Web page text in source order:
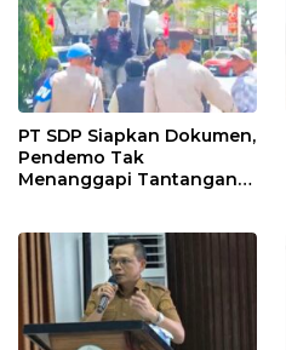
PT SDP Siapkan Dokumen,
Pendemo Tak
Menanggapi Tantangan